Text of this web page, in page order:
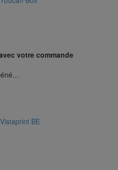
votre commande
BE